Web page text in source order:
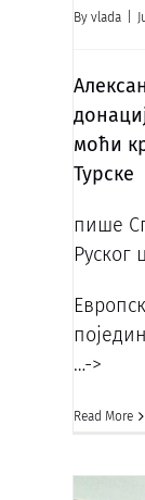
By vlada
моћи
Турске
пише
Руског
…->
Read More